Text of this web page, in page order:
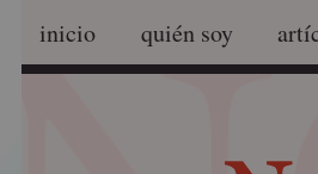
inicio quién soy